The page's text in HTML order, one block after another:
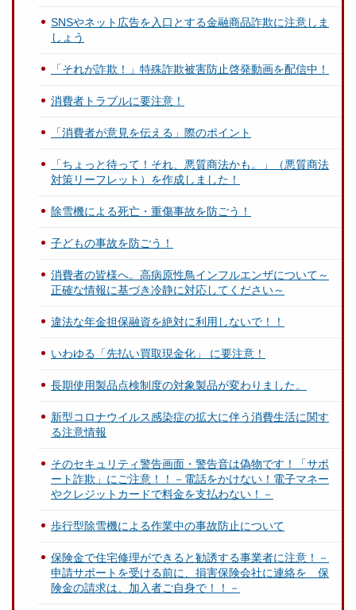
SNSやネット広告を入口とする金融商品詐欺に注意しま
しょう
「それが詐欺！」特殊詐欺被害防止啓発動画を配信中！
消費者トラブルに要注意！
「消費者が意見を伝える」際のポイント
「ちょっと待って！それ、悪質商法かも。」（悪質商法
対策リーフレット）を作成しました！
除雪機による死亡・重傷事故を防ごう！
子どもの事故を防ごう！
消費者の皆様へ。高病原性鳥インフルエンザについて～
正確な情報に基づき冷静に対応してください～
違法な年金担保融資を絶対に利用しないで！！
いわゆる「先払い買取現金化」 に要注意！
長期使用製品点検制度の対象製品が変わりました。
新型コロナウイルス感染症の拡大に伴う消費生活に関す
る注意情報
そのセキュリティ警告画面・警告音は偽物です！「サポ
ート詐欺」にご注意！！－電話をかけない！電子マネー
やクレジットカードで料金を支払わない！－
歩行型除雪機による作業中の事故防止について
保険金で住宅修理ができると勧誘する事業者に注意！－
申請サポートを受ける前に、損害保険会社に連絡を 保
険金の請求は、加入者ご自身で！！－